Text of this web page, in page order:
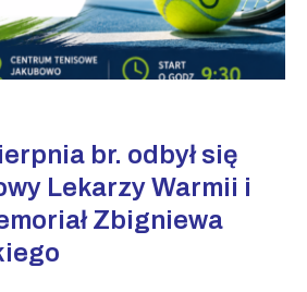
br. odbył się
Lekarzy Warmii i
Zbigniewa